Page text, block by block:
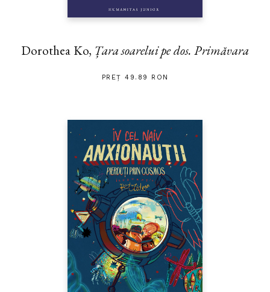
Dorothea Ko, Țara soarelui pe dos. Primăvara
PREȚ 49.89 RON